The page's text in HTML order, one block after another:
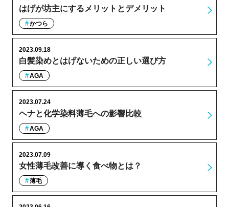
はげが坊主にするメリットとデメリット
かつら
白髪染めとはげないための正しい選び方
2023.09.18
AGA
ヘナと化学染料薄毛への影響比較
2023.07.24
AGA
女性薄毛改善に導く食べ物とは？
2023.07.09
薄毛